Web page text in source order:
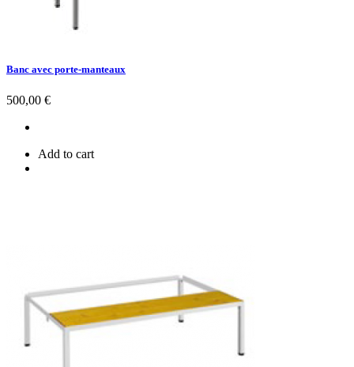
Banc avec porte-manteaux
Prix
500,00 €
Add to cart